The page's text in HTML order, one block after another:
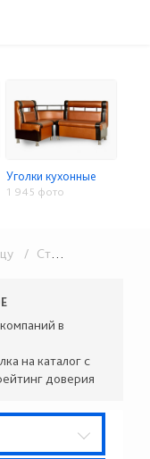
Уголки кухонные
1 945 фото
/ Столы, стулья, кухонные уголки
в
на каталог с
доверия